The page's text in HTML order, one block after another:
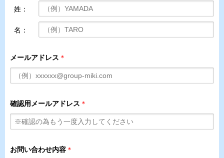
姓：
名：
メールアドレス ＊
確認用メールアドレス ＊
お問い合わせ内容 ＊